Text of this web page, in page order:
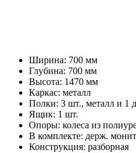
Ширина: 700 мм
Глубина: 700 мм
Высота: 1470 мм
Каркас: металл
Полки: 3 шт., металл и 1
Ящик: 1 шт.
Опоры: колеса из
В комплекте: держ.
Конструкция: разборная